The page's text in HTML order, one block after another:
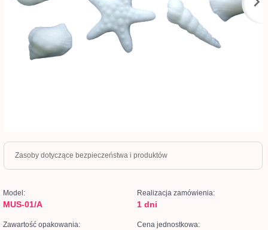
Zasoby dotyczące bezpieczeństwa i produktów
Model:
MUS-01/A
Realizacja zamówienia:
1 dni
Zawartość opakowania: Cena jednostkowa: